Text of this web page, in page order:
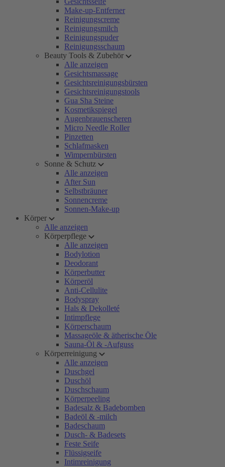
Make-up-Entferner
Reinigungscreme
Reinigungsmilch
Reinigungspuder
Reinigungsschaum
Beauty Tools & Zubehör
Alle anzeigen
Gesichtsmassage
Gesichtsreinigungsbürsten
Gesichtsreinigungstools
Gua Sha Steine
Kosmetikspiegel
Augenbrauenscheren
Micro Needle Roller
Pinzetten
Schlafmasken
Wimpernbürsten
Sonne & Schutz
Alle anzeigen
After Sun
Selbstbräuner
Sonnencreme
Sonnen-Make-up
Körper
Alle anzeigen
Körperpflege
Alle anzeigen
Bodylotion
Deodorant
Körperbutter
Körperöl
Anti-Cellulite
Bodyspray
Hals & Dekolleté
Intimpflege
Körperschaum
Massageöle & ätherische Öle
Sauna-Öl & -Aufguss
Körperreinigung
Alle anzeigen
Duschgel
Duschöl
Duschschaum
Körperpeeling
Badesalz & Badebomben
Badeöl & -milch
Badeschaum
Dusch- & Badesets
Feste Seife
Flüssigseife
Intimreinigung